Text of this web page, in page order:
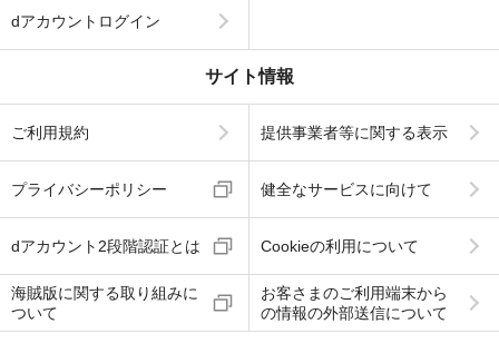
dアカウントログイン
サイト情報
ご利用規約 提供事業者等に関する表示
プライバシーポリシー 健全なサービスに向けて
dアカウント2段階認証とは Cookieの利用について
海賊版に関する取り組みに
ついて
お客さまのご利用端末から
の情報の外部送信について